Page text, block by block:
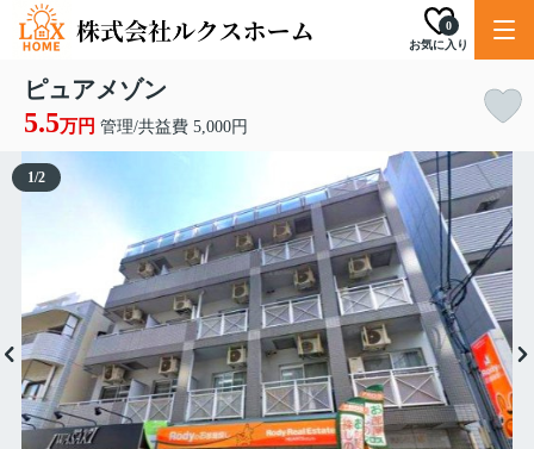
お気に入り
0
ピュアメゾン
5.5万円 管理/共益費 5,000円
1/2